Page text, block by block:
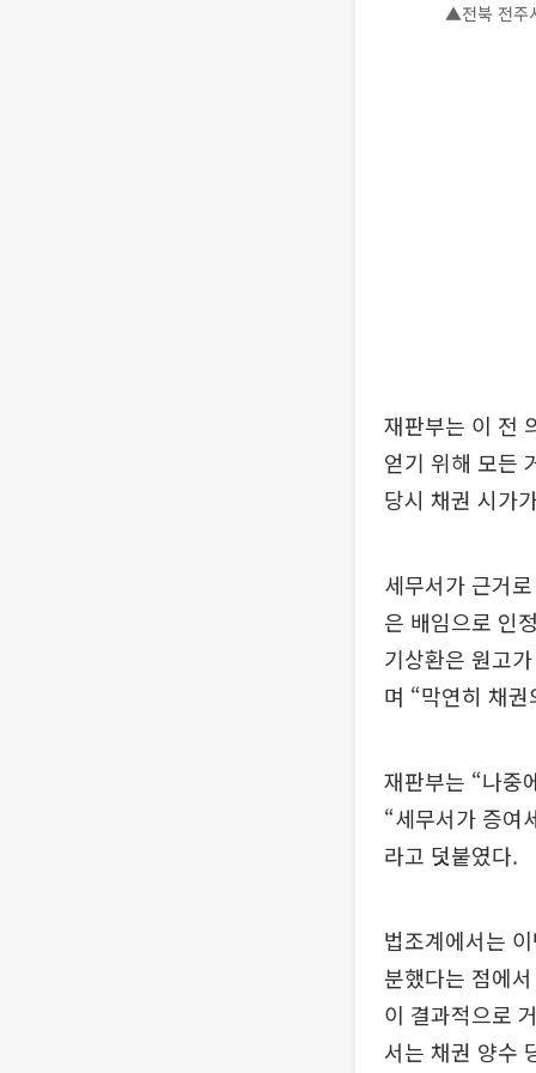
▲전북 전주
재판부는 이 전
얻기 위해 모든
당시 채권 시가
세무서가 근거
은 배임으로 인
기상환은 원고
며 “막연히 채
재판부는 “나중
“세무서가 증여
라고 덧붙였다.
법조계에서는
분했다는 점에
이 결과적으로
서는 채권 양수